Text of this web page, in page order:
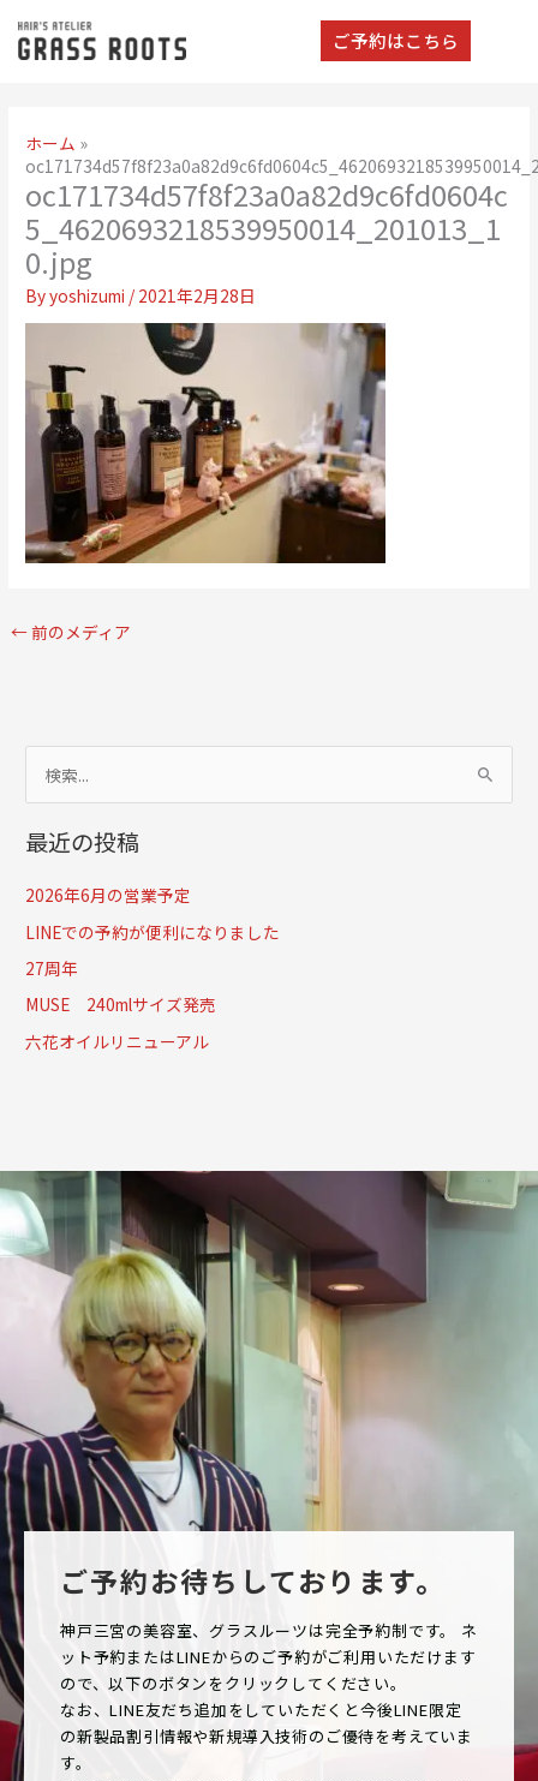
ご予約はこちら
ホーム
oc171734d57f8f23a0a82d9c6fd0604c
5_4620693218539950014_201013_1
0.jpg
Byyoshizumi / 2021年2月28日
←前のメディア
索
対
:
最近の投稿
2026年6月の営業予定
LINEでの予約が便利になりました
27周年
MUSE 240mlサイズ発売
六花オイルリニューアル
ご予約お待ちしております。
神戸三宮の美容室、グラスルーツは完全予約制です。 ネ
ット予約またはLINEからのご予約がご利用いただけます
ので、以下のボタンをクリックしてください。
なお、LINE友だち追加をしていただくと今後LINE限定
の新製品割引情報や新規導入技術のご優待を考えていま
す。